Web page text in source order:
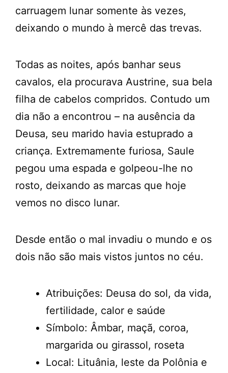
carruagem lunar somente às vezes,
deixando o mundo à mercê das trevas.
Todas as noites, após banhar seus
cavalos, ela procurava Austrine, sua bela
filha de cabelos compridos. Contudo um
dia não a encontrou – na ausência da
Deusa, seu marido havia estuprado a
criança. Extremamente furiosa, Saule
pegou uma espada e golpeou-lhe no
rosto, deixando as marcas que hoje
vemos no disco lunar.
Desde então o mal invadiu o mundo e os
dois não são mais vistos juntos no céu.
Atribuições: Deusa do sol, da vida,
fertilidade, calor e saúde
Símbolo: Âmbar, maçã, coroa,
margarida ou girassol, roseta
Local: Lituânia, leste da Polônia e